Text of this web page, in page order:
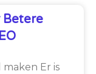
Betere
Er is